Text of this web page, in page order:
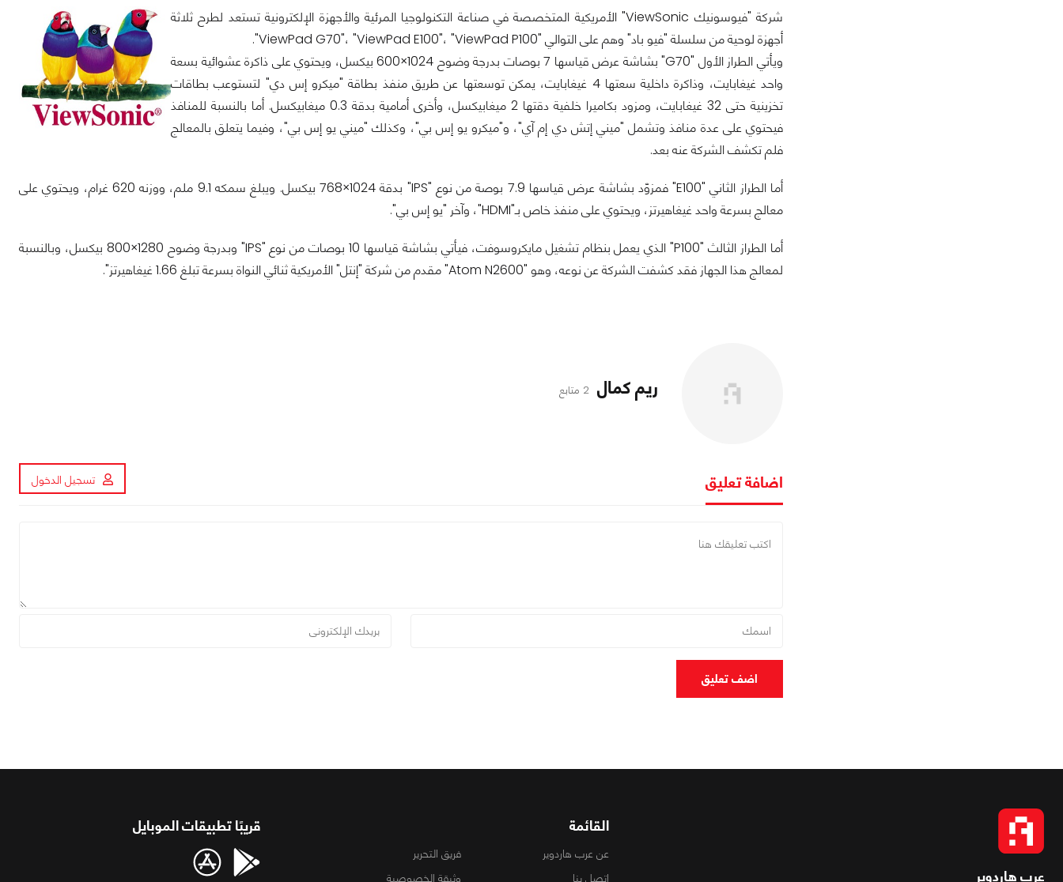
شركة "فيوسونيك ViewSonic" الأمريكية المتخصصة في صناعة التكنولوجيا المرئية والأجهزة الإلكترونية تستعد لطرح ثلاثة
أجهزة لوحية من سلسلة "فيو باد" وهم على التوالي "ViewPad G70"، "ViewPad E100"، "ViewPad P100".
ويأتي الطراز الأول "G70" بشاشة عرض قياسها 7 بوصات بدرجة وضوح 1024×600 بيكسل، ويحتوي على ذاكرة عشوائية بسعة
واحد غيغابايت، وذاكرة داخلية سعتها 4 غيغابايت، يمكن توسعتها عن طريق منفذ بطاقة "ميكرو إس دي" لتستوعب بطاقات
تخزينية حتى 32 غيغابايت، ومزود بكاميرا خلفية دقتها 2 ميغابيكسل، وأخرى أمامية بدقة 0.3 ميغابيكسل. أما بالنسبة للمنافذ
فيحتوي على عدة منافذ وتشمل "ميني إتش دي إم آي"، و"ميكرو يو إس بي"، وكذلك "ميني يو إس بي"، وفيما يتعلق بالمعالج
فلم تكشف الشركة عنه بعد.
أما الطراز الثاني "E100" فمزوّد بشاشة عرض قياسها 7.9 بوصة من نوع "IPS" بدقة 1024×768 بيكسل. ويبلغ سمكه 9.1 ملم، ووزنه 620 غرام، ويحتوي على
معالج بسرعة واحد غيغاهيرتز، ويحتوي على منفذ خاص بـ"HDMI"، وآخر "يو إس بي".
أما الطراز الثالث "P100" الذي يعمل بنظام تشغيل مايكروسوفت، فيأتي بشاشة قياسها 10 بوصات من نوع "IPS" وبدرجة وضوح 1280×800 بيكسل، وبالنسبة
لمعالج هذا الجهاز فقد كشفت الشركة عن نوعه، وهو "Atom N2600" مقدم من شركة "إنتل" الأمريكية ثنائي النواة بسرعة تبلغ 1.66 غيغاهيرتز".
ريم كمال 2 متابع
اضافة تعليق تسجيل الدخول
اضف تعليق
عرب هاردوير
القائمة
عن عرب هاردوير
فريق التحرير
اتصل بنا
وثيقة الخصوصية
قريبًا تطبيقات الموبايل